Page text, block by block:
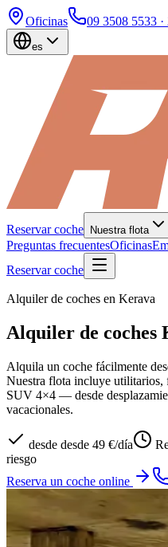
Oficinas 09 3508 5533
es
Reservar coche Nuestra flota
Preguntas frecuentesOficinas
Reservar coche
Alquiler de coches en Kerava
Alquiler de coches
Alquila un coche fácilmente
Nuestra flota incluye utilitarios,
SUV 4×4 — desde
vacacionales.
desde desde 49 €/día
riesgo
Reserva un coche online